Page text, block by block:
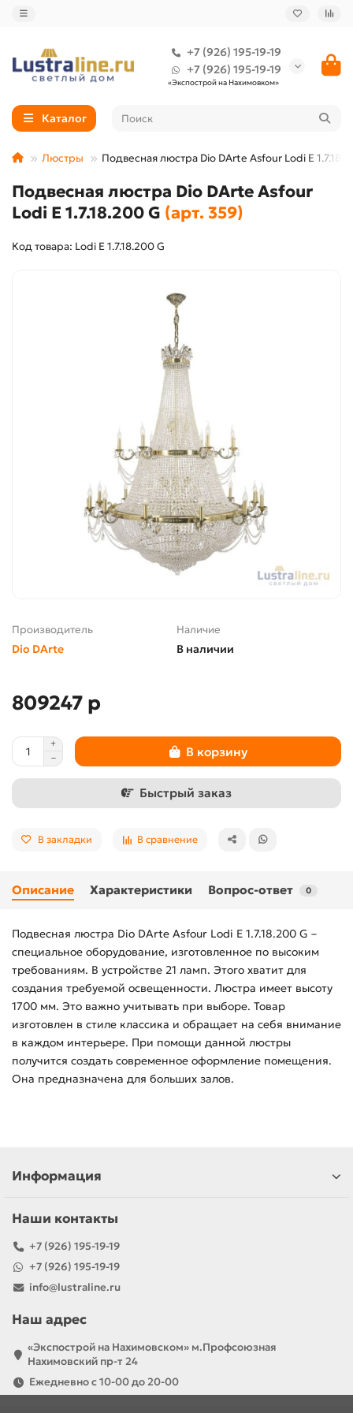
+7 (926) 195-19-19
+7 (926) 195-19-19
«Экспострой на Нахимовком»
Каталог
Люстры Подвесная люстра Dio DArte Asfour Lodi E
Подвесная люстра Dio DArte Asfour
Lodi E 1.7.18.200 G (арт. 359)
Код товара: Lodi E 1.7.18.200 G
Производитель
Dio DArte
Наличие
В наличии
809247 р
В корзину
Быстрый заказ
В закладки В сравнение
Описание Характеристики Вопрос-ответ 0
Подвесная люстра Dio DArte Asfour Lodi E 1.7.18.200 G –
специальное оборудование, изготовленное по высоким
требованиям. В устройстве 21 ламп. Этого хватит для
создания требуемой освещенности. Люстра имеет высоту
1700 мм. Это важно учитывать при выборе. Товар
изготовлен в стиле классика и обращает на себя внимание
в каждом интерьере. При помощи данной люстры
получится создать современное оформление помещения.
Она предназначена для больших залов.
Информация
Наши контакты
+7 (926) 195-19-19
+7 (926) 195-19-19
info@lustraline.ru
Наш адрес
«Экспострой на Нахимовском» м.Профсоюзная
Нахимовский пр-т 24
Ежедневно с 10-00 до 20-00